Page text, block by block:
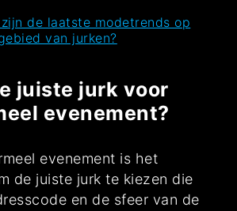
de laatste modetrends op
van jurken?
juiste jurk voor
evenement?
evenement is het
de juiste jurk te kiezen die
en de sfeer van de